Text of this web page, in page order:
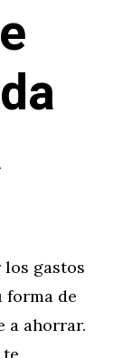
gastos
forma de
a ahorrar.